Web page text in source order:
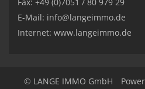
E-Mail: info@langeimmo.de
Internet: www.langeimmo.de
© LANGE IMMO GmbH